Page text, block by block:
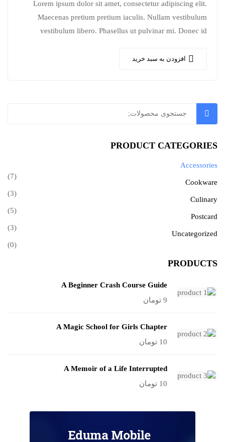
Lorem ipsum dolor sit amet, consectetur adipiscing elit.
Maecenas pretium pretium iaculis. Nullam vestibulum
vestibulum libero. Phasellus ut pulvinar mi. Donec id
افزودن به سبد خرید
جستجو
PRODUCT CATEGORIES
Accessories
(7)
Cookware
(3)
Culinary
(5)
Postcard
(3)
Uncategorized
(0)
PRODUCTS
A Beginner Crash Course Guide
9 تومان
A Magic School for Girls Chapter
10 تومان
A Memoir of a Life Interrupted
10 تومان